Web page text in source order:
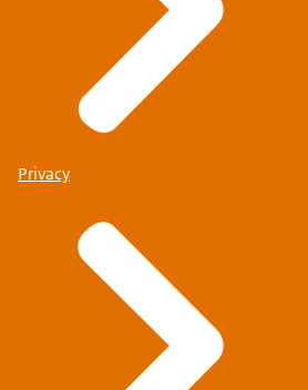
Privacy